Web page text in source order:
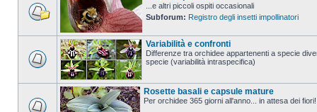
...e altri piccoli ospiti occasionali
Subforum: Registro degli insetti impollinatori
Variabilità e confronti
Differenze tra orchidee appartenenti a specie
specie (variabilità intraspecifica)
Rosette basali e capsule mature
Per orchidee 365 giorni all'anno... in attesa dei fiori!